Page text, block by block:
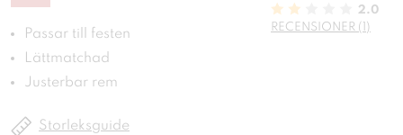
Passar till festen
Lättmatchad
Justerbar rem
2.0
RECENSIONER (1)
Storleksguide